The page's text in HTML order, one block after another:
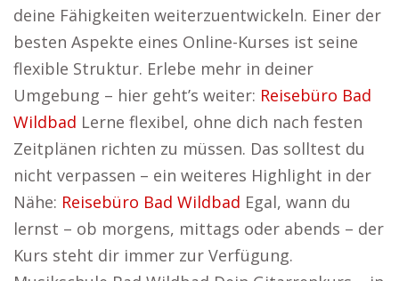
deine Fähigkeiten weiterzuentwickeln. Einer der
besten Aspekte eines Online-Kurses ist seine
flexible Struktur. Erlebe mehr in deiner
Umgebung – hier geht’s weiter: Reisebüro Bad
Wildbad Lerne flexibel, ohne dich nach festen
Zeitplänen richten zu müssen. Das solltest du
nicht verpassen – ein weiteres Highlight in der
Nähe: Reisebüro Bad Wildbad Egal, wann du
lernst – ob morgens, mittags oder abends – der
Kurs steht dir immer zur Verfügung.